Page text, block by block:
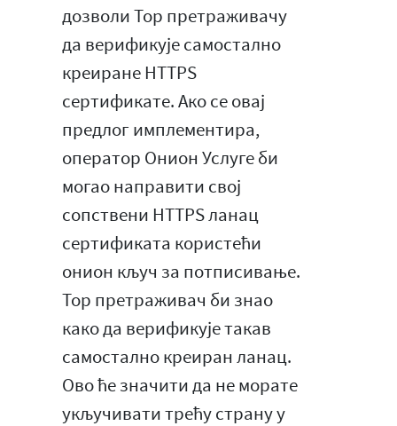
дозволи Тор претраживачу
да верификује самостално
креиране HTTPS
сертификате. Ако се овај
предлог имплементира,
оператор Онион Услуге би
могао направити свој
сопствени HTTPS ланац
сертификата користећи
онион кључ за потписивање.
Тор претраживач би знао
како да верификује такав
самостално креиран ланац.
Ово ће значити да не морате
укључивати трећу страну у